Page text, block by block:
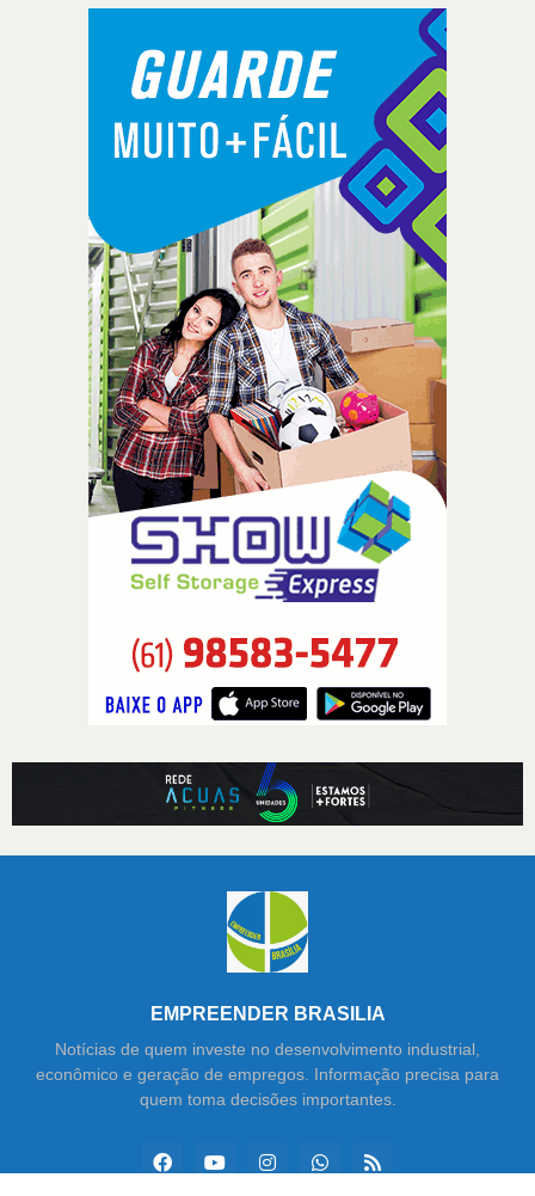
EMPREENDER BRASILIA
Notícias de quem investe no desenvolvimento industrial,
econômico e geração de empregos. Informação precisa para
quem toma decisões importantes.